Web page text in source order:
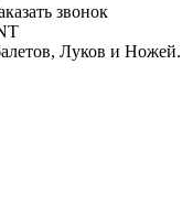
звонок
Луков и Ножей.